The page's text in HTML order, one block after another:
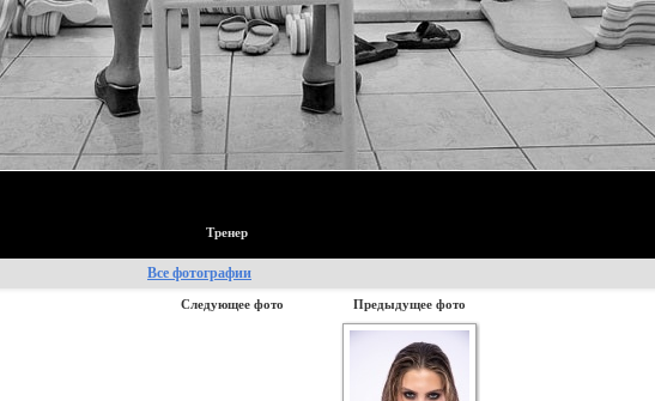
Тренер
Все фотографии
Следующее фото Предыдущее фото